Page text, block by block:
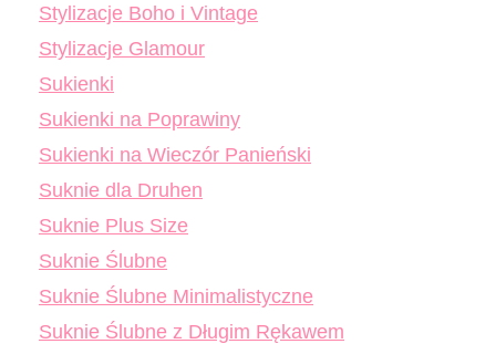
Stylizacje Boho i Vintage
Stylizacje Glamour
Sukienki
Sukienki na Poprawiny
Sukienki na Wieczór Panieński
Suknie dla Druhen
Suknie Plus Size
Suknie Ślubne
Suknie Ślubne Minimalistyczne
Suknie Ślubne z Długim Rękawem